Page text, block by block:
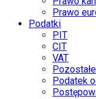
Prawo
Podatki
PIT
CIT
VAT
Podatek